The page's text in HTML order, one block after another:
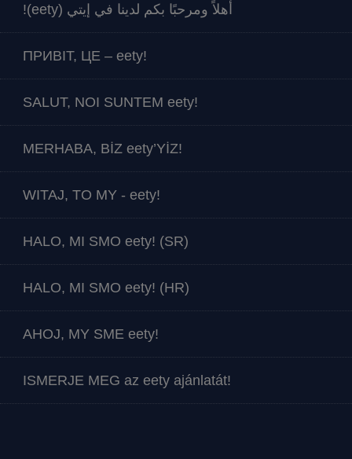
أهلاً ومرحبًا بكم لدينا في إيتي (eety)!
ПРИВІТ, ЦЕ – eety!
SALUT, NOI SUNTEM eety!
MERHABA, BİZ eety’YİZ!
WITAJ, TO MY - eety!
HALO, MI SMO eety! (SR)
HALO, MI SMO eety! (HR)
AHOJ, MY SME eety!
ISMERJE MEG az eety ajánlatát!